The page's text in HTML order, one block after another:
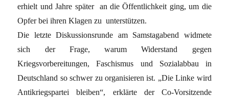
erhielt und Jahre später an die Öffentlichkeit ging, um die
Opfer bei ihren Klagen zu unterstützen.
Die letzte Diskussionsrunde am Samstagabend widmete
sich der Frage, warum Widerstand gegen
Kriegsvorbereitungen, Faschismus und Sozialabbau in
Deutschland so schwer zu organisieren ist. „Die Linke wird
Antikriegspartei bleiben“, erklärte der Co-Vorsitzende